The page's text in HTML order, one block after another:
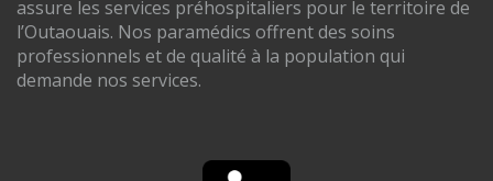
assure les services préhospitaliers pour le territoire de
l’Outaouais. Nos paramédics offrent des soins
professionnels et de qualité à la population qui
demande nos services.